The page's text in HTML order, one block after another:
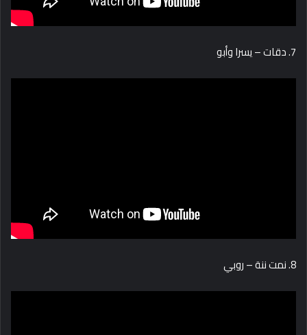
7. دقات – يسرا وأبو
8. نمت ننة – روبي